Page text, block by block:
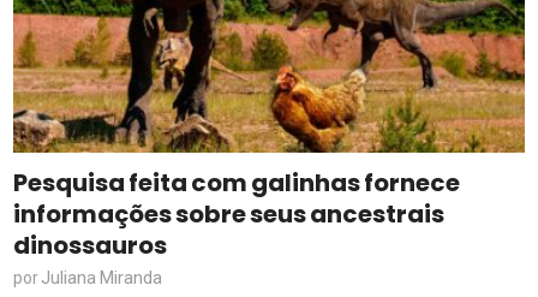
Pesquisa feita com galinhas fornece
informações sobre seus ancestrais
dinossauros
porJuliana Miranda